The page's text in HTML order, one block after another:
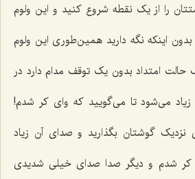
را از یک نقطه‌ شروع کنید و این ولوم
اینکه نگه دارید همین‌طوری این ولوم
حالت امتداد بدون یک توقف مدام دارد در
می‌شود تا می‌گویید‌ که وای کر شدم!
گوشتان بگذارید و صدای آن زیاد
کر شدم و دیگر صدا صدای خیلی شدیدی